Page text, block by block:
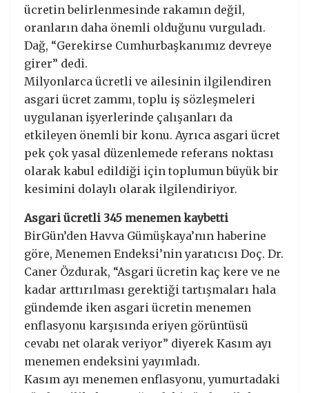
ücretin belirlenmesinde rakamın değil,
oranların daha önemli olduğunu vurguladı.
Dağ, “Gerekirse Cumhurbaşkanımız devreye
girer” dedi.
Milyonlarca ücretli ve ailesinin ilgilendiren
asgari ücret zammı, toplu iş sözleşmeleri
uygulanan işyerlerinde çalışanları da
etkileyen önemli bir konu. Ayrıca asgari ücret
pek çok yasal düzenlemede referans noktası
olarak kabul edildiği için toplumun büyük bir
kesimini dolaylı olarak ilgilendiriyor.
Asgari ücretli 345 menemen kaybetti
BirGün’den Havva Gümüşkaya’nın haberine
göre, Menemen Endeksi’nin yaratıcısı Doç. Dr.
Caner Özdurak, “Asgari ücretin kaç kere ve ne
kadar arttırılması gerektiği tartışmaları hala
gündemde iken asgari ücretin menemen
enflasyonu karşısında eriyen görüntüsü
cevabı net olarak veriyor” diyerek Kasım ayı
menemen endeksini yayımladı.
Kasım ayı menemen enflasyonu, yumurtadaki